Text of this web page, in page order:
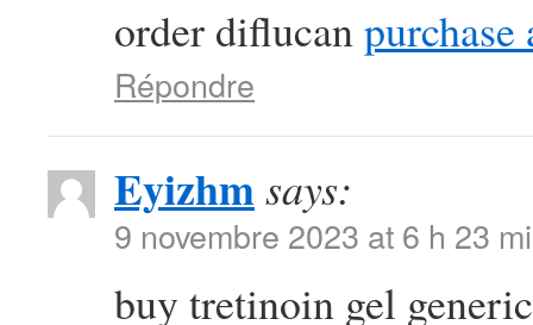
order diflucan
Répondre
Eyizhmsays:
9 novembre 2023 at 6 h 23
buy tretinoin gel